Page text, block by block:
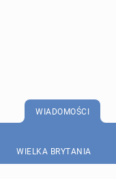
WIADOMOŚCI
WIELKA BRYTANIA